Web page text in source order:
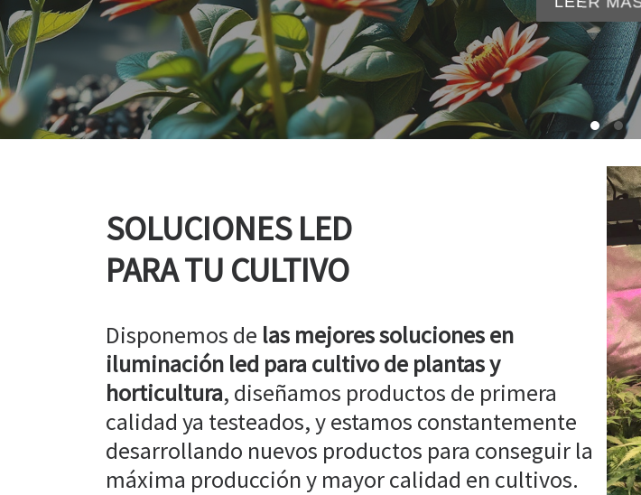
LEER
SOLUCIONES LED
PARA TU CULTIVO
Disponemos de las mejores soluciones en
iluminación led para cultivo de plantas y
horticultura, diseñamos productos de primera
calidad ya testeados, y estamos constantemente
desarrollando nuevos productos para conseguir la
máxima producción y mayor calidad en cultivos.